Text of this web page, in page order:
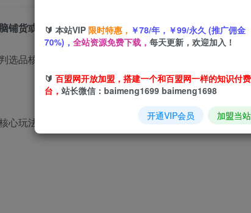
铺货或手动上架（更新9月）
心玩法，无需无脑铺货或手动上架，从同行店铺、短视
🔰 本站VIP 限时特惠， ￥78/年，￥99/永久 (推广佣金
70%)， 全站资源免费下载， 每天更新，欢迎加入！
🔰 百盟网开放加盟，搭建一个和百盟网一样的知识付
台， 站长微信：baimeng1699 baimeng1698
开通VIP会员 加盟当